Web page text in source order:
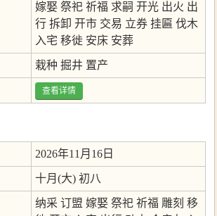
嫁娶 祭祀 祈福 求嗣 开光 出火 出
行 拆卸 开市 交易 立券 挂匾 伐木
入宅 移徙 安床 安葬
栽种 掘井 置产
查看详情
2026年11月16日
十月(大) 初八
纳采 订盟 嫁娶 祭祀 祈福 雕刻 移